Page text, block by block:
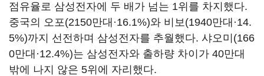
점유율로 삼성전자에 두 배가 넘는 1위를 차지했다.
중국의 오포(2150만대·16.1%)와 비보(1940만대·14.
5%)까지 선전하며 삼성전자를 추월했다. 샤오미(166
0만대·12.4%)는 삼성전자와 출하량 차이가 40만대
밖에 나지 않은 5위에 자리했다.